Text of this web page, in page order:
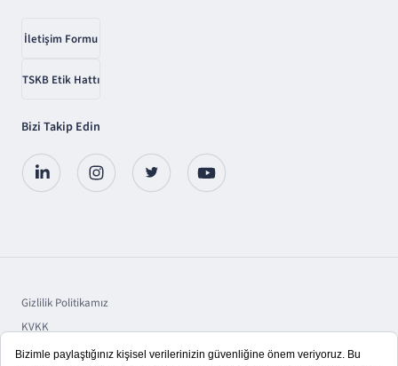
İletişim Formu
TSKB Etik Hattı
Bizi Takip Edin
Gizlilik Politikamız
KVKK
Sorumluluk